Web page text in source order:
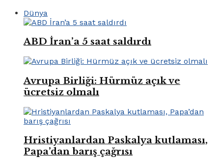
Dünya
ABD İran’a 5 saat saldırdı
Avrupa Birliği: Hürmüz açık ve
ücretsiz olmalı
Hristiyanlardan Paskalya kutlaması,
Papa’dan barış çağrısı